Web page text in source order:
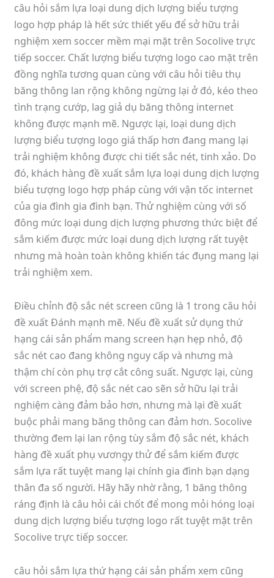
câu hỏi sắm lựa loại dung dịch lượng biểu tượng
logo hợp pháp là hết sức thiết yếu để sở hữu trải
nghiệm xem soccer mềm mại mặt trên Socolive trực
tiếp soccer. Chất lượng biểu tượng logo cao mặt trên
đồng nghĩa tương quan cùng với câu hỏi tiêu thụ
băng thông lan rộng không ngừng lại ở đó, kéo theo
tình trạng cướp, lag giả dụ băng thông internet
không được mạnh mẽ. Ngược lại, loại dung dịch
lượng biểu tượng logo giá thấp hơn đang mang lại
trải nghiệm không được chi tiết sắc nét, tinh xảo. Do
đó, khách hàng đề xuất sắm lựa loại dung dịch lượng
biểu tượng logo hợp pháp cùng với vận tốc internet
của gia đình gia đình bạn. Thử nghiệm cùng với số
đông mức loại dung dịch lượng phương thức biệt để
sắm kiếm được mức loại dung dịch lượng rất tuyệt
nhưng mà hoàn toàn không khiến tác đụng mang lại
trải nghiệm xem.
Điều chỉnh độ sắc nét screen cũng là 1 trong câu hỏi
đề xuất Đánh mạnh mẽ. Nếu đề xuất sử dụng thứ
hạng cái sản phẩm mang screen hạn hẹp nhỏ, độ
sắc nét cao đang không nguy cấp và nhưng mà
thậm chí còn phụ trợ cắt công suất. Ngược lại, cùng
với screen phệ, độ sắc nét cao sẽn sở hữu lại trải
nghiệm càng đảm bảo hơn, nhưng mà lại đề xuất
buộc phải mang băng thông can đảm hơn. Socolive
thường đem lại lan rộng tùy sắm độ sắc nét, khách
hàng đề xuất phụ vương̣y thử để sắm kiếm được
sắm lựa rất tuyệt mang lại chính gia đình bạn dạng
thân đa số người. Hãy hãy nhờ rằng, 1 băng thông
ráng định là câu hỏi cái chốt để mong mỏi hóng loại
dung dịch lượng biểu tượng logo rất tuyệt mặt trên
Socolive trực tiếp soccer.
câu hỏi sắm lựa thứ hạng cái sản phẩm xem cũng